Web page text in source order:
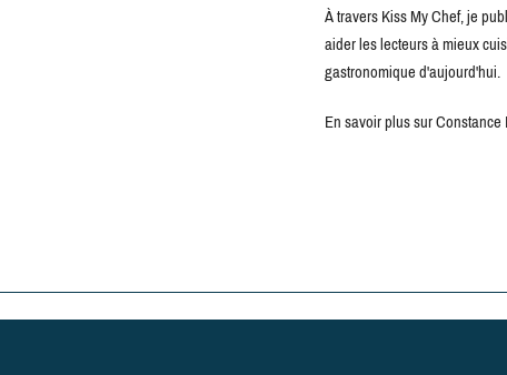
À travers Kiss My Chef, je
aider les lecteurs à mieux
gastronomique d'aujourd'hui.
En savoir plus sur